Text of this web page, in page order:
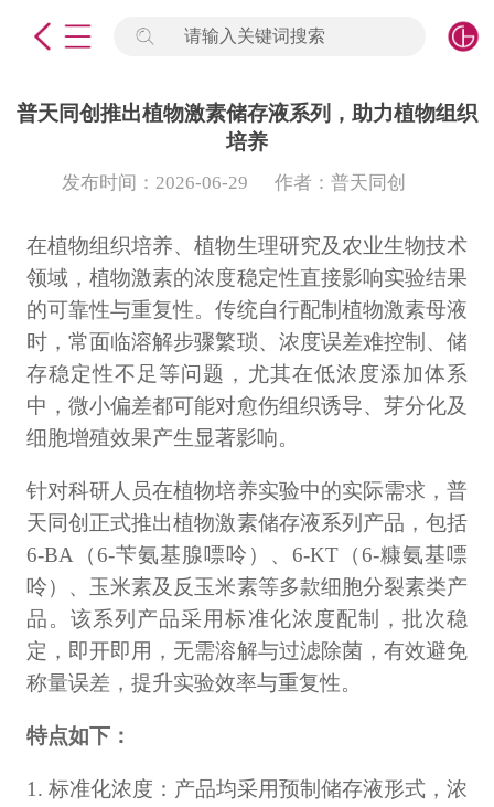
请输入关键词搜索
普天同创推出植物激素储存液系列，助力植物组织
培养
发布时间：2026-06-29 作者：普天同创
在植物组织培养、植物生理研究及农业生物技术
领域，植物激素的浓度稳定性直接影响实验结果
的可靠性与重复性。传统自行配制植物激素母液
时，常面临溶解步骤繁琐、浓度误差难控制、储
存稳定性不足等问题，尤其在低浓度添加体系
中，微小偏差都可能对愈伤组织诱导、芽分化及
细胞增殖效果产生显著影响。
针对科研人员在植物培养实验中的实际需求，普
天同创正式推出植物激素储存液系列产品，包括
6-BA（6-苄氨基腺嘌呤）、6-KT（6-糠氨基嘌
呤）、玉米素及反玉米素等多款细胞分裂素类产
品。该系列产品采用标准化浓度配制，批次稳
定，即开即用，无需溶解与过滤除菌，有效避免
称量误差，提升实验效率与重复性。
特点如下：
1. 标准化浓度：产品均采用预制储存液形式，浓
标准物质
计量仪器
微生物检测/质控品
定制标物
定制仪器
计量课堂
新闻资讯
知识交流
公司主页
购物车
会员中心